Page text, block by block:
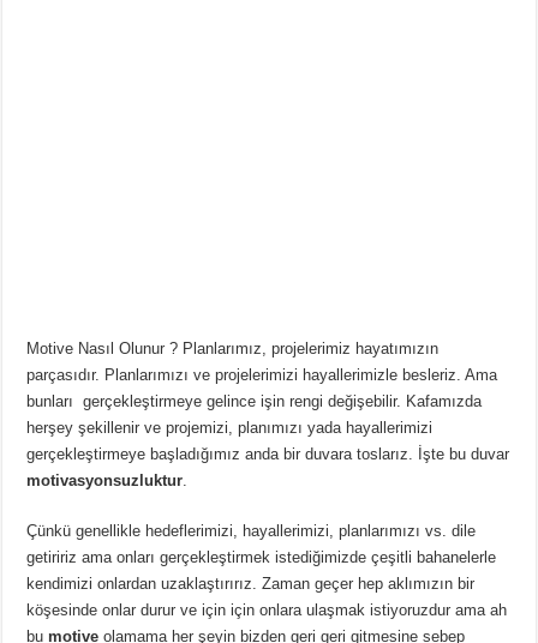
Motive Nasıl Olunur ? Planlarımız, projelerimiz hayatımızın
parçasıdır. Planlarımızı ve projelerimizi hayallerimizle besleriz. Ama
bunları gerçekleştirmeye gelince işin rengi değişebilir. Kafamızda
herşey şekillenir ve projemizi, planımızı yada hayallerimizi
gerçekleştirmeye başladığımız anda bir duvara toslarız. İşte bu duvar
motivasyonsuzluktur.
Çünkü genellikle hedeflerimizi, hayallerimizi, planlarımızı vs. dile
getiririz ama onları gerçekleştirmek istediğimizde çeşitli bahanelerle
kendimizi onlardan uzaklaştırırız. Zaman geçer hep aklımızın bir
köşesinde onlar durur ve için için onlara ulaşmak istiyoruzdur ama ah
bumotive olamama her şeyin bizden geri geri gitmesine sebep